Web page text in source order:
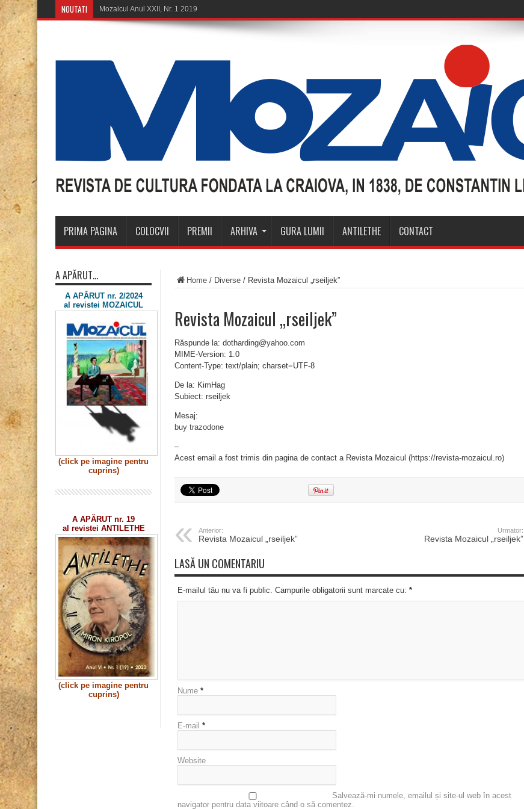
NOUTATI
PRIMA PAGINA COLOCVII PREMII ARHIVA GURA LUMII ANTILETHE CONTACT
Home / Diverse / Revista Mozaicul „rseiljek”
Revista Mozaicul „rseiljek”
Răspunde la: dotharding@yahoo.com
MIME-Version: 1.0
Content-Type: text/plain; charset=UTF-8
De la: KimHag
Subiect: rseiljek
Mesaj:
buy trazodone
–
Acest email a fost trimis din pagina de contact a Revista Mozaicul (https://revista-mozaicul.ro)
Anterior:
Revista Mozaicul „rseiljek”
Urmator:
Revista Mozaicul „rseiljek”
LASĂ UN COMENTARIU
E-mailul tău nu va fi public. Campurile obligatorii sunt marcate cu: *
Nume *
E-mail *
Website
Salvează-mi numele, emailul și site-ul web în acest
navigator pentru data viitoare când o să comentez.
A APĂRUT…
A APĂRUT nr. 2/2024
al revistei MOZAICUL
(click pe imagine pentru
cuprins)
A APĂRUT nr. 19
al revistei ANTILETHE
(click pe imagine pentru
cuprins)